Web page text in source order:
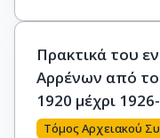
Πρακτικά του
Αρρένων από
1920 μέχρι
Τόμος Αρχειακού